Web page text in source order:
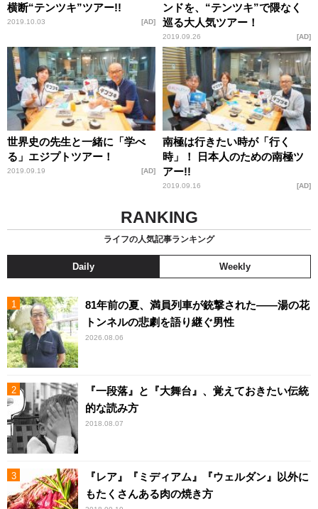
横断“テンツキ”ツアー!!
2019.10.03 AD
ンドを、“テンツキ”で隈なく
巡る大人気ツアー！
2019.09.26 AD
世界史の先生と一緒に「学べ
る」エジプトツアー！
2019.09.19 AD
南極は行きたい時が「行く
時」！ 日本人のための南極ツ
アー!!
2019.09.16 AD
RANKING
ライフの人気記事ランキング
Daily Weekly
81年前の夏、満員列車が銃撃された――湯の花
トンネルの悲劇を語り継ぐ男性
2026.08.06
『一段落』と『大舞台』、覚えておきたい伝統
的な読み方
2018.08.07
『レア』『ミディアム』『ウェルダン』以外に
もたくさんある肉の焼き方